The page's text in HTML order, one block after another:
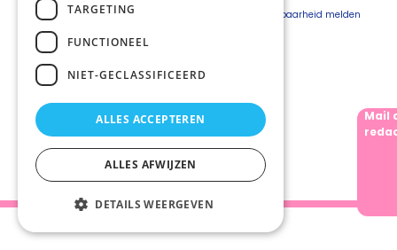
Pers
Vacatures
Webshop
Beveiligingskwetsbaarheid melden
Mail
TARGETING
FUNCTIONEEL
NIET-GECLASSIFICEERD
ALLES ACCEPTEREN
ALLES AFWIJZEN
DETAILS WEERGEVEN